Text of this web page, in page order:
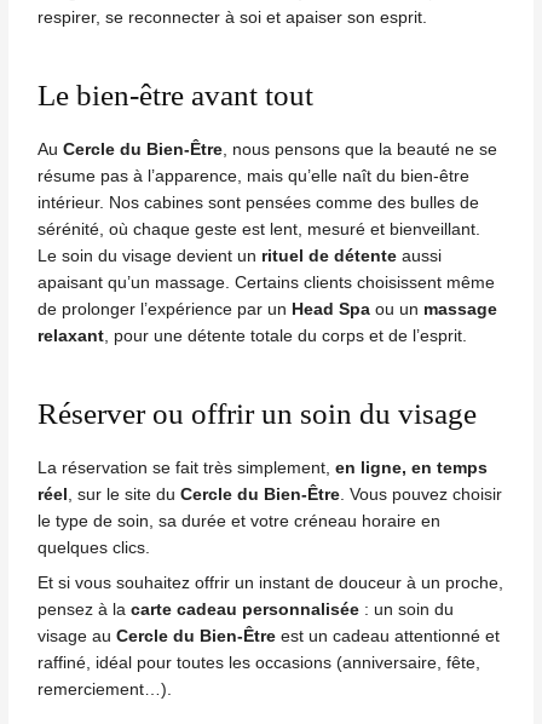
respirer, se reconnecter à soi et apaiser son esprit.
Le bien-être avant tout
AuCercle du Bien-Être , nous pensons que la beauté ne se
résume pas à l’apparence, mais qu’elle naît du bien-être
intérieur. Nos cabines sont pensées comme des bulles de
sérénité, où chaque geste est lent, mesuré et bienveillant.
Le soin du visage devient un rituel de détente aussi
apaisant qu’un massage. Certains clients choisissent même
de prolonger l’expérience par un Head Spa ou un massage
relaxant , pour une détente totale du corps et de l’esprit.
Réserver ou offrir un soin du visage
La réservation se fait très simplement,en ligne, en temps
réel
, sur le site duCercle du Bien-Être . Vous pouvez choisir
le type de soin, sa durée et votre créneau horaire en
quelques clics.
Et si vous souhaitez offrir un instant de douceur à un proche,
pensez à lacarte cadeau personnalisée : un soin du
visage auCercle du Bien-Être est un cadeau attentionné et
raffiné, idéal pour toutes les occasions (anniversaire, fête,
remerciement…).